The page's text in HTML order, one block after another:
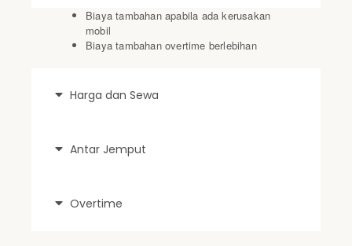
Biaya tambahan apabila ada kerusakan
mobil
Biaya tambahan overtime berlebihan
Harga dan Sewa
Antar Jemput
Overtime